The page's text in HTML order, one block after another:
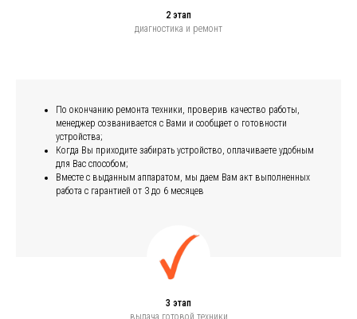
2 этап
диагностика и ремонт
По окончанию ремонта техники, проверив качество работы,
менеджер созванивается с Вами и сообщает о готовности
устройства;
Когда Вы приходите забирать устройство, оплачиваете удобным
для Вас способом;
Вместе с выданным аппаратом, мы даем Вам акт выполненных
работа с гарантией от 3 до 6 месяцев
3 этап
выдача готовой техники